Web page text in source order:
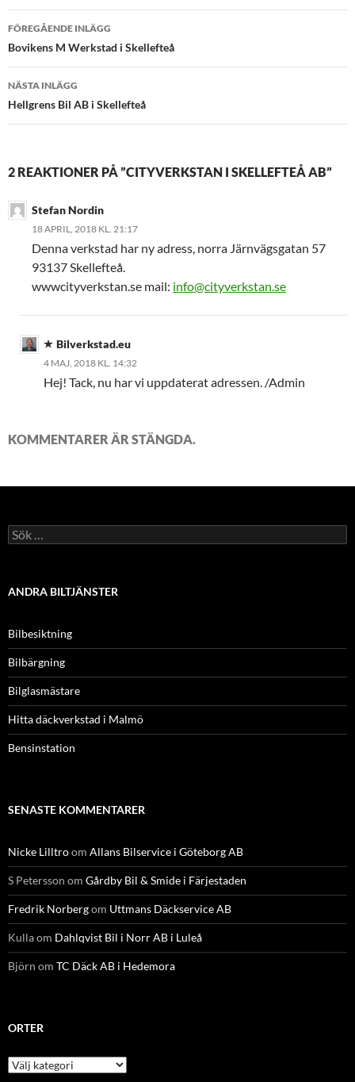
Inläggsnavigering
FÖREGÅENDE INLÄGG
Bovikens M Werkstad i Skellefteå
NÄSTA INLÄGG
Hellgrens Bil AB i Skellefteå
2 REAKTIONER PÅ ”CITYVERKSTAN I SKELLEFTEÅ AB”
Stefan Nordin
18 APRIL, 2018 KL. 21:17
Denna verkstad har ny adress, norra Järnvägsgatan 57
93137 Skellefteå.
wwwcityverkstan.se mail: info@cityverkstan.se
Bilverkstad.eu
4 MAJ, 2018 KL. 14:32
Hej! Tack, nu har vi uppdaterat adressen. /Admin
KOMMENTARER ÄR STÄNGDA.
Sök
efter:
ANDRA BILTJÄNSTER
Bilbesiktning
Bilbärgning
Bilglasmästare
Hitta däckverkstad i Malmö
Bensinstation
SENASTE KOMMENTARER
Nicke Lilltroom Allans Bilservice i Göteborg AB
S Petersson om Gårdby Bil & Smide i Färjestaden
Fredrik Norbergom Uttmans Däckservice AB
Kullaom Dahlqvist Bil i Norr AB i Luleå
Björn om TC Däck AB i Hedemora
ORTER
Orter